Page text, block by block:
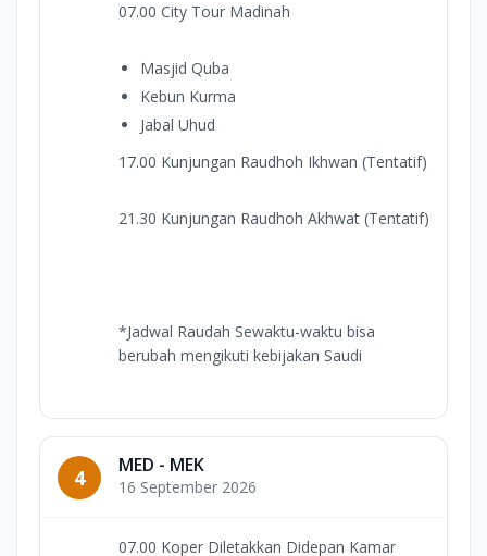
07.00 City Tour Madinah
Masjid Quba
Kebun Kurma
Jabal Uhud
17.00 Kunjungan Raudhoh Ikhwan (Tentatif)
21.30 Kunjungan Raudhoh Akhwat (Tentatif)
*Jadwal Raudah Sewaktu-waktu bisa
berubah mengikuti kebijakan Saudi
4 MED - MEK
16 September 2026
07.00 Koper Diletakkan Didepan Kamar